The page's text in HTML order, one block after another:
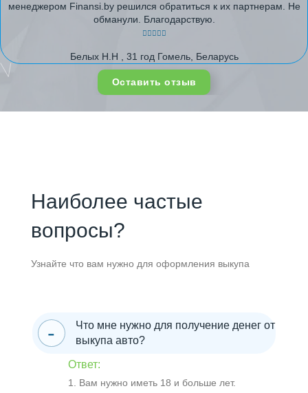
менеджером Finansi.by решился обратиться к их партнерам. Не
обманули. Благодарствую.
Белых Н.Н , 31 год Гомель, Беларусь
Оставить отзыв
Наиболее частые
вопросы?
Узнайте что вам нужно для оформления выкупа
Что мне нужно для получение денег от
выкупа авто?
Ответ:
1. Вам нужно иметь 18 и больше лет.